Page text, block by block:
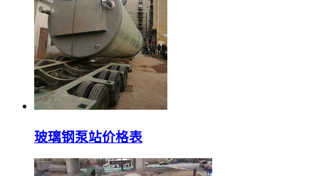
玻璃钢泵站价格表